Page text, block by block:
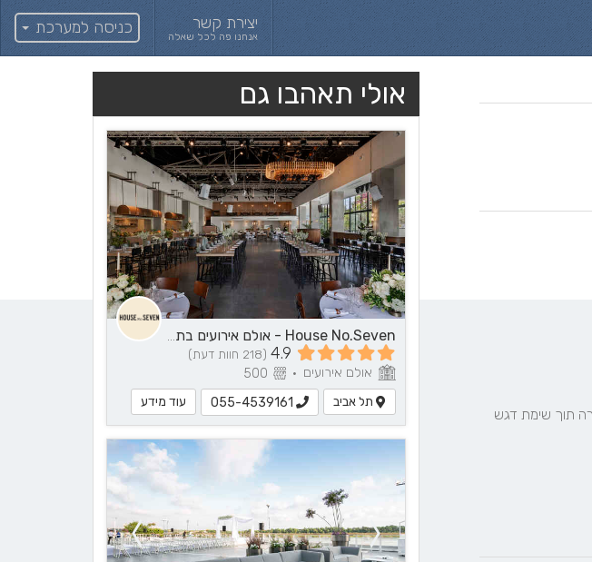
יצירת קשר
אנחנו פה לכל שאלה כניסה למערכת
אולי תאהבו גם
House No.Seven - אולם אירועים בתל אביב
4.9 (218 חוות דעת)
אולם אירועים •
תל אביב
055-4539161 עוד מידע